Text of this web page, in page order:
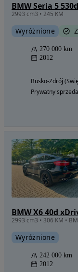
BMW Seria 5 530d
2993 cm3 • 245 KM
Wyróżnione
270 000 km
2012
Busko-Zdrój
Prywatny
BMW X6 40d
Wyróżnione
242 000 km
2012